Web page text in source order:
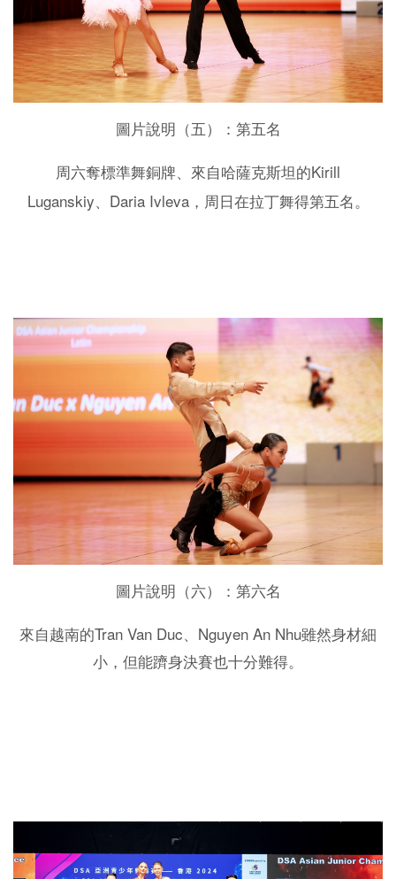
圖片說明（五）：第五名
周六奪標準舞銅牌、來自哈薩克斯坦的Kirill
Luganskiy、 Daria Ivleva，周日在拉丁舞得第五名。
圖片說明（六）：第六名
來自越南的Tran Van Duc、 Nguyen An Nhu雖然身材細
小，但能躋身決賽也十分難得。